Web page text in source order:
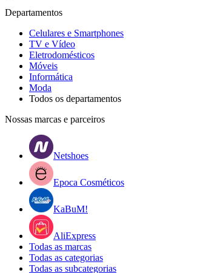
Departamentos
Celulares e Smartphones
TV e Vídeo
Eletrodomésticos
Móveis
Informática
Moda
Todos os departamentos
Nossas marcas e parceiros
Netshoes
Epoca Cosméticos
KaBuM!
AliExpress
Todas as marcas
Todas as categorias
Todas as subcategorias